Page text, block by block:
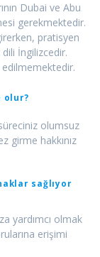
Dubai ve Abu
gerekmektedir.
pratisyen
dili İngilizcedir.
olur?
olumsuz
girme hakkınız
sağlıyor
yardımcı olmak
erişimi